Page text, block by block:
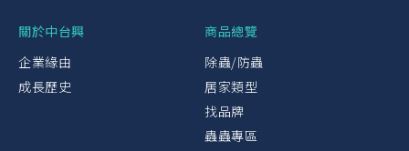
關於中台興
企業緣由
成長歷史
商品總覽
除蟲/防蟲
居家類型
找品牌
蟲蟲專區